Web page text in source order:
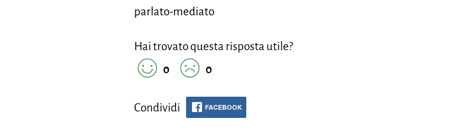
parlato-mediato
Hai trovato questa risposta utile?
0
0
Condividi FACEBOOK